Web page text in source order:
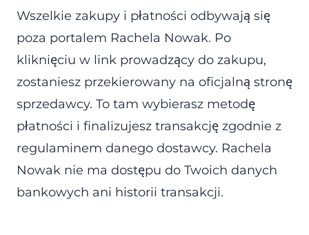
Wszelkie zakupy i płatności odbywają się
poza portalem Rachela Nowak. Po
kliknięciu w link prowadzący do zakupu,
zostaniesz przekierowany na oficjalną stronę
sprzedawcy. To tam wybierasz metodę
płatności i finalizujesz transakcję zgodnie z
regulaminem danego dostawcy. Rachela
Nowak nie ma dostępu do Twoich danych
bankowych ani historii transakcji.